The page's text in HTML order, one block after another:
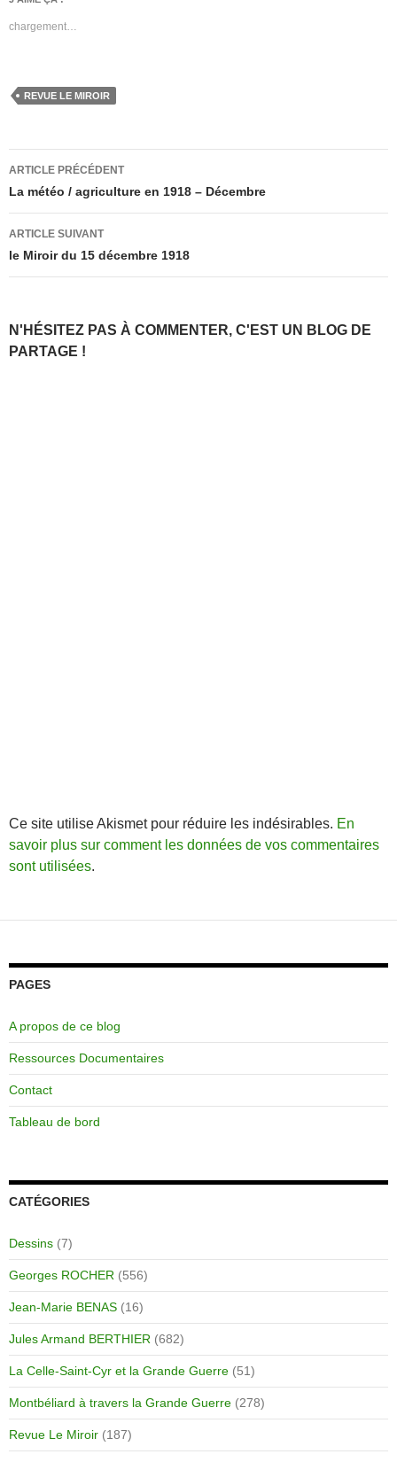
chargement…
REVUE LE MIROIR
Navigation
des
articles
ARTICLE PRÉCÉDENT
La météo / agriculture en 1918 – Décembre
ARTICLE SUIVANT
le Miroir du 15 décembre 1918
N'HÉSITEZ PAS À COMMENTER, C'EST UN BLOG DE
PARTAGE !
Ce site utilise Akismet pour réduire les indésirables. En
savoir plus sur comment les données de vos commentaires
sont utilisées.
PAGES
A propos de ce blog
Ressources Documentaires
Contact
Tableau de bord
CATÉGORIES
Dessins (7)
Georges ROCHER (556)
Jean-Marie BENAS (16)
Jules Armand BERTHIER (682)
La Celle-Saint-Cyr et la Grande Guerre (51)
Montbéliard à travers la Grande Guerre (278)
Revue Le Miroir (187)